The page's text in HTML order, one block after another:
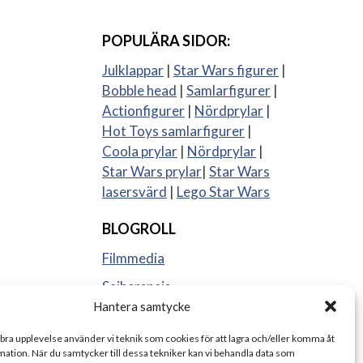
Hantera samtycke
upplevelse använder vi teknik som cookies för att lagra och/eller komma åt
När du samtycker till dessa tekniker kan vi behandla data som
POPULÄRA SIDOR:
Julklappar | Star Wars figurer |
Bobble head | Samlarfigurer |
Actionfigurer | Nördprylar |
Hot Toys samlarfigurer |
Coola prylar | Nördprylar |
Star Wars prylar| Star Wars
lasersvärd | Lego Star Wars
BLOGROLL
Filmmedia
Sajberspejs
Strange things